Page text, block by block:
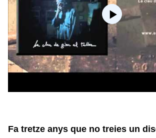
Fa tretze anys que no treies un